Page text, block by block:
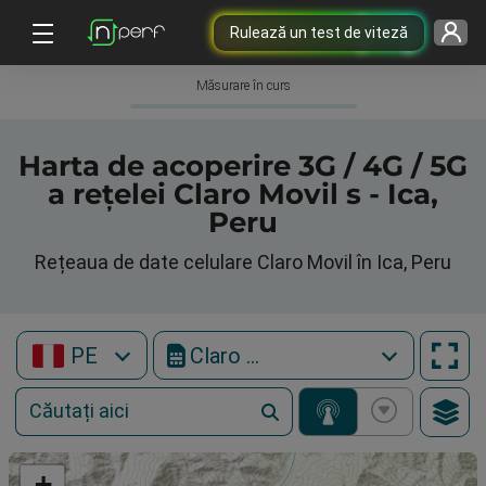
Rulează un test de viteză
Măsurare în curs
Harta de acoperire 3G / 4G / 5G
a rețelei Claro Movil s - Ica,
Peru
Rețeaua de date celulare Claro Movil în Ica, Peru
PE Claro Movil